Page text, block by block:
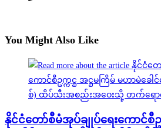
You Might Also Like
နိုင်ငံတော်စီမံအုပ်ချုပ်ရေးကောင်စီဥ